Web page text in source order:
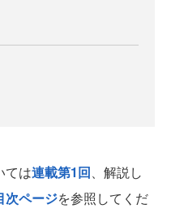
ては連載第1回 、解説し
次ページを参照してくだ